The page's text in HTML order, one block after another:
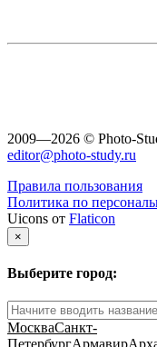
2009—2026 © Photo-
editor@photo-study.ru
Правила пользования
Политика по
Uicons от Flaticon
×
Выберите город:
МоскваСанкт-